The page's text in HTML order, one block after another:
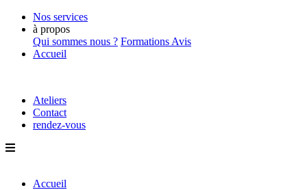
Nos services
à propos
Qui sommes nous ? Formations Avis
Accueil
Ateliers
Contact
rendez-vous
Accueil